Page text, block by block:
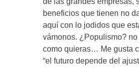
beneficios que tienen no
aquí con lo jodidos que
vámonos. ¿Populismo?
como quieras… Me gusta
“el futuro depende del